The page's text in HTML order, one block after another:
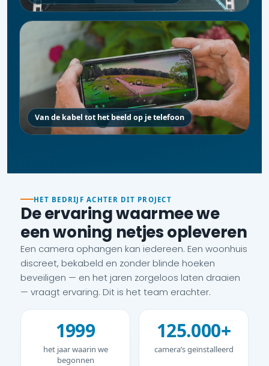
Van de kabel tot het beeld op je telefoon
HET BEDRIJF ACHTER DIT PROJECT
De ervaring waarmee we
een woning netjes opleveren
Een camera ophangen kan iedereen. Een woonhuis
discreet, bekabeld en zonder blinde hoeken
beveiligen — en het jaren zorgeloos laten draaien
— vraagt ervaring. Dit is het team erachter.
1999
het jaar waarin we
begonnen
125.000+
camera’s geïnstalleerd